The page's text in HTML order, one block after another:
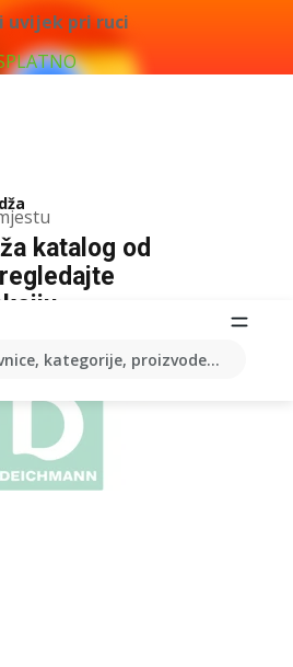
uvijek pri ruci
kategorije, proizvode...
katalog od